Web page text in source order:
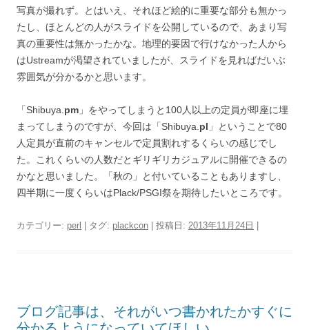
写真が撮れず。とはいえ、それほど絵的に重要な部分も無かっ
たし、ほとんどの人がスライドを公開しているので、あまり写
真の重要性は無かったかな。地理的要因で行けなかった人から
はUstreamが渇望されていましたが、スライドを見ればだいぶ
雰囲気が分かるかと思います。
「Shibuya. pm 」をやってしまうと100人以上の定員が即座に埋
まってしまうのですが、今回は「Shibuya. pl 」ということで80
人定員が直前のキャンセルで定員割れするくらいの感じでし
た。これくらいの人数だとギリギリカジュアルに開催できるの
かなと思いました。「秋の」と付いていることもありますし、
四半期に一度くらいはPlack/PSGI祭を期待したいところです。
カテゴリー: perl | タグ: plackcon | 投稿日: 2013年11月24日
ブログ記事は、それがいつ書かれたかすぐに